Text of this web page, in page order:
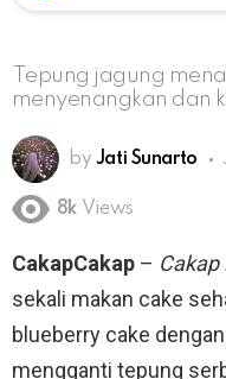
Tepung jagung
menyenangkan dan
by Jati Sunarto
8k Views
CakapCakap – Cakap
sekali makan cake
blueberry cake
mengganti tepung